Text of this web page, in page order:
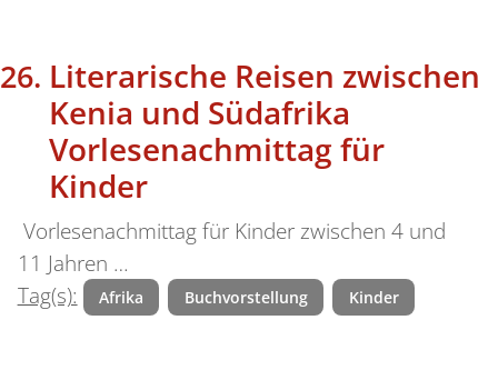
Literarische Reisen zwischen
Kenia und Südafrika
Vorlesenachmittag für
Kinder
Vorlesenachmittag für Kinder zwischen 4 und
11 Jahren …
Tag(s):
Afrika Buchvorstellung Kinder